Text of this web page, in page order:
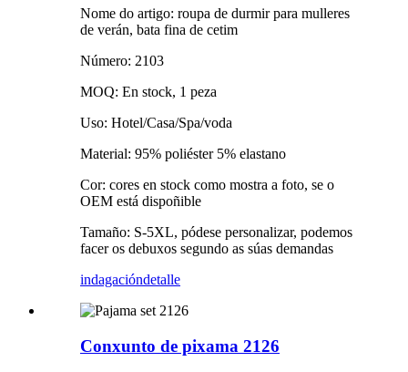
Nome do artigo: roupa de durmir para mulleres
de verán, bata fina de cetim
Número: 2103
MOQ: En stock, 1 peza
Uso: Hotel/Casa/Spa/voda
Material: 95% poliéster 5% elastano
Cor: cores en stock como mostra a foto, se o
OEM está dispoñible
Tamaño: S-5XL, pódese personalizar, podemos
facer os debuxos segundo as súas demandas
indagacióndetalle
Conxunto de pixama 2126